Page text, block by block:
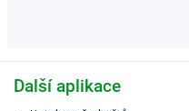
Další aplikace